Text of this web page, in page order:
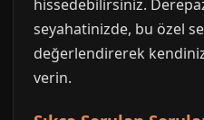
hissedebilirsiniz.
seyahatinizde, bu özel
değerlendirerek
verin.